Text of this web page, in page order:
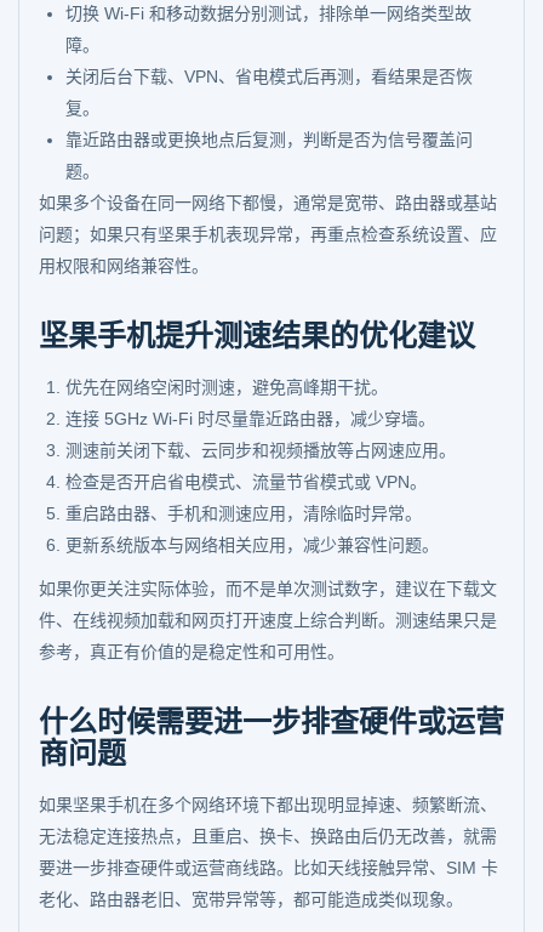
切换 Wi-Fi 和移动数据分别测试，排除单一网络类型故
障。
关闭后台下载、VPN、省电模式后再测，看结果是否恢
复。
靠近路由器或更换地点后复测，判断是否为信号覆盖问
题。
如果多个设备在同一网络下都慢，通常是宽带、路由器或基站
问题；如果只有坚果手机表现异常，再重点检查系统设置、应
用权限和网络兼容性。
坚果手机提升测速结果的优化建议
优先在网络空闲时测速，避免高峰期干扰。
连接 5GHz Wi-Fi 时尽量靠近路由器，减少穿墙。
测速前关闭下载、云同步和视频播放等占网速应用。
检查是否开启省电模式、流量节省模式或 VPN。
重启路由器、手机和测速应用，清除临时异常。
更新系统版本与网络相关应用，减少兼容性问题。
如果你更关注实际体验，而不是单次测试数字，建议在下载文
件、在线视频加载和网页打开速度上综合判断。测速结果只是
参考，真正有价值的是稳定性和可用性。
什么时候需要进一步排查硬件或运营
商问题
如果坚果手机在多个网络环境下都出现明显掉速、频繁断流、
无法稳定连接热点，且重启、换卡、换路由后仍无改善，就需
要进一步排查硬件或运营商线路。比如天线接触异常、SIM 卡
老化、路由器老旧、宽带异常等，都可能造成类似现象。